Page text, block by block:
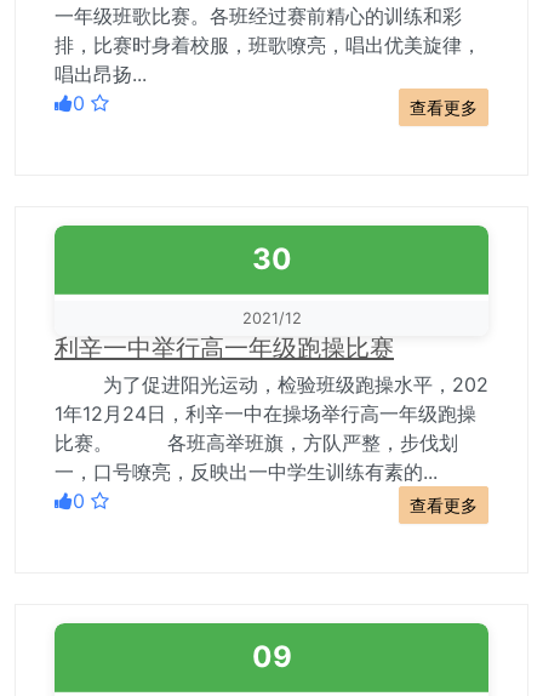
一年级班歌比赛。各班经过赛前精心的训练和彩
排，比赛时身着校服，班歌嘹亮，唱出优美旋律，
唱出昂扬...
0
查看更多
30
2021/12
利辛一中举行高一年级跑操比赛
为了促进阳光运动，检验班级跑操水平，202
1年12月24日，利辛一中在操场举行高一年级跑操
比赛。 各班高举班旗，方队严整，步伐划
一，口号嘹亮，反映出一中学生训练有素的...
0
查看更多
09